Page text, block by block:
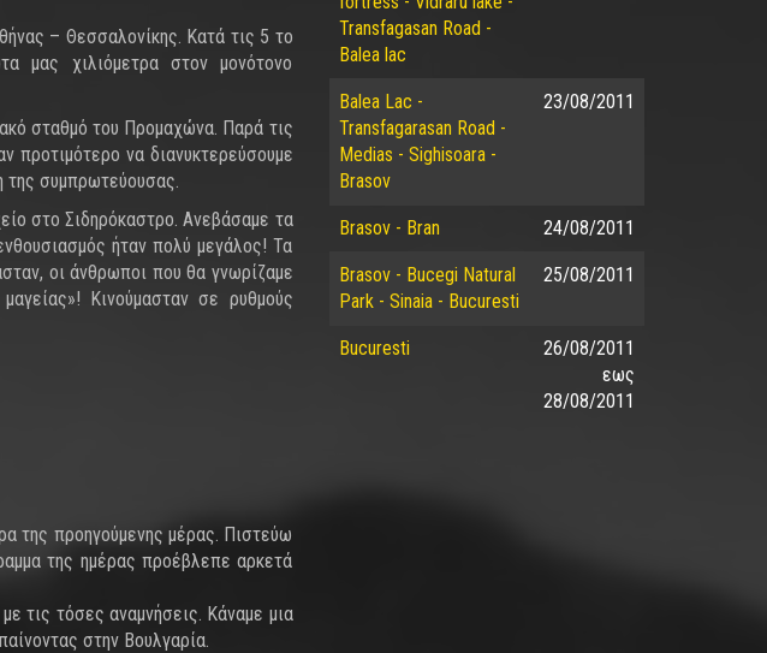
– Θεσσαλονίκης. Κατά τις 5 το
χιλιόμετρα στον μονότονο
σταθμό του Προμαχώνα. Παρά τις
προτιμότερο να διανυκτερεύσουμε
της συμπρωτεύουσας.
στο Σιδηρόκαστρο. Ανεβάσαμε τα
ήταν πολύ μεγάλος! Τα
οι άνθρωποι που θα γνωρίζαμε
Κινούμασταν σε ρυθμούς
της προηγούμενης μέρας. Πιστεύω
της ημέρας προέβλεπε αρκετά
τις τόσες αναμνήσεις. Κάναμε μια
στην Βουλγαρία.
Transfagasan Road -
Balea lac
Balea Lac -
Transfagarasan Road -
Medias - Sighisoara -
Brasov
23/08/2011
Brasov - Bran 24/08/2011
Brasov - Bucegi Natural
Park - Sinaia - Bucuresti
25/08/2011
Bucuresti
26/08/2011
εως
28/08/2011